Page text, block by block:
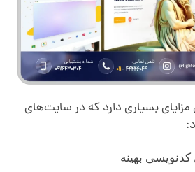
بسیاری دارد که در سایت‌های
کدنویسی بهینه